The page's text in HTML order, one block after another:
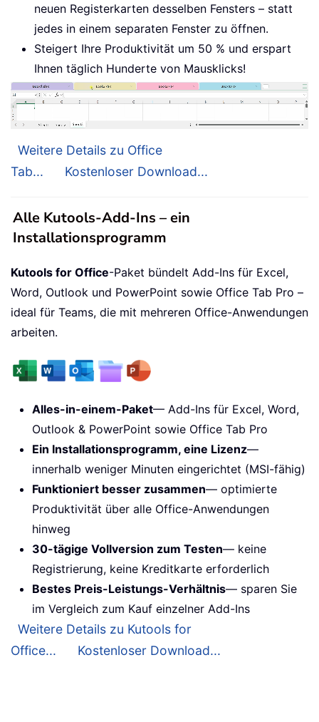
neuen Registerkarten desselben Fensters – statt
jedes in einem separaten Fenster zu öffnen.
Steigert Ihre Produktivität um 50 % und erspart
Ihnen täglich Hunderte von Mausklicks!
Weitere Details zu Office
Tab...
Kostenloser Download...
Alle Kutools-Add-Ins – ein
Installationsprogramm
Kutools for Office-Paket bündelt Add-Ins für Excel,
Word, Outlook und PowerPoint sowie Office Tab Pro –
ideal für Teams, die mit mehreren Office-Anwendungen
arbeiten.
Alles-in-einem-Paket— Add-Ins für Excel, Word,
Outlook & PowerPoint sowie Office Tab Pro
Ein Installationsprogramm, eine Lizenz—
innerhalb weniger Minuten eingerichtet (MSI-fähig)
Funktioniert besser zusammen— optimierte
Produktivität über alle Office-Anwendungen
hinweg
30-tägige Vollversion zum Testen— keine
Registrierung, keine Kreditkarte erforderlich
Bestes Preis-Leistungs-Verhältnis— sparen Sie
im Vergleich zum Kauf einzelner Add-Ins
Weitere Details zu Kutools for
Office...
Kostenloser Download...